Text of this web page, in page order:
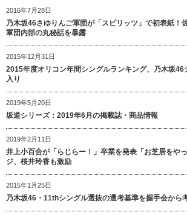
2016年7月28日
乃木坂46さゆりんご軍団が「スピリッツ」で初表紙！
軍団内部の丸秘話を暴露
2015年12月31日
2015年度オリコン年間シングルランキング、乃木坂
入り
2019年5月20日
坂道シリーズ：2019年6月の掲載誌・商品情報
2019年2月11日
井上小百合が「らじらー！」卒業を発表「お芝居をや
ジ、桜井玲香も激励
2015年1月25日
乃木坂46・11thシングル選抜の選考基準を握手会から